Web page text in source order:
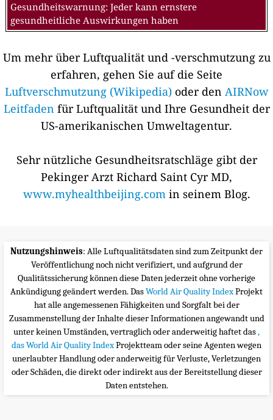
Gesundheitswarnung: Jeder kann ernstere
gesundheitliche Auswirkungen haben
Um mehr über Luftqualität und -verschmutzung zu
erfahren, gehen Sie auf die Seite
Luftverschmutzung (Wikipedia)oder den AIRNow
Leitfaden für Luftqualität und Ihre Gesundheit der
US-amerikanischen Umweltagentur.
Sehr nützliche Gesundheitsratschläge gibt der
Pekinger Arzt Richard Saint Cyr MD,
www.myhealthbeijing.comin seinem Blog.
Nutzungshinweis: Alle Luftqualitätsdaten sind zum Zeitpunkt der
Veröffentlichung noch nicht verifiziert, und aufgrund der
Qualitätssicherung können diese Daten jederzeit ohne vorherige
Ankündigung geändert werden. DasWorld Air Quality IndexProjekt
hat alle angemessenen Fähigkeiten und Sorgfalt bei der
Zusammenstellung der Inhalte dieser Informationen angewandt und
unter keinen Umständen, vertraglich oder anderweitig haftet das,
das World Air Quality IndexProjektteam oder seine Agenten wegen
unerlaubter Handlung oder anderweitig für Verluste, Verletzungen
oder Schäden, die direkt oder indirekt aus der Bereitstellung dieser
Daten entstehen.